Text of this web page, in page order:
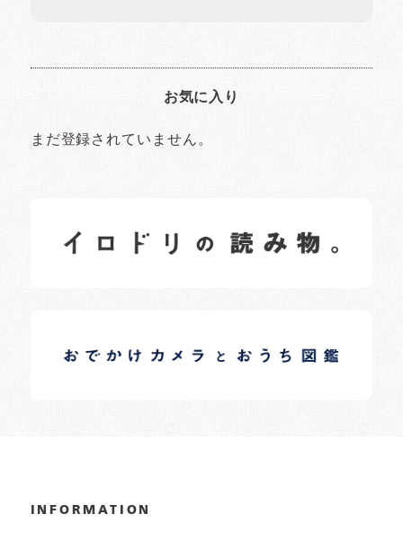
お気に入り
まだ登録されていません。
日常の様子など随時更新中です。
日常の様子など随時更新中です。
INFORMATION